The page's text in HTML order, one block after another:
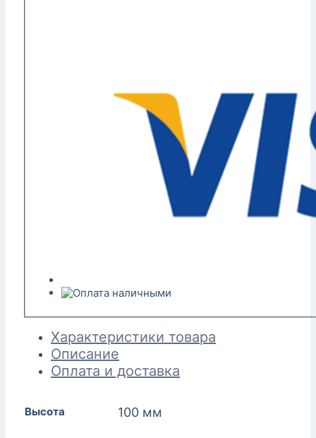
Характеристики товара
Описание
Оплата и доставка
Высота 100 мм